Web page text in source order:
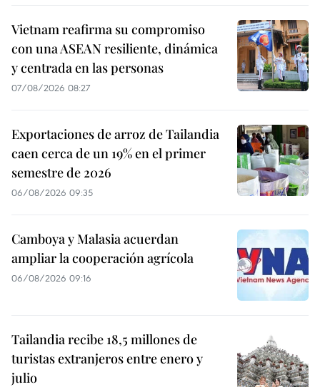
Vietnam reafirma su compromiso
con una ASEAN resiliente, dinámica
y centrada en las personas
07/08/2026 08:27
Exportaciones de arroz de Tailandia
caen cerca de un 19% en el primer
semestre de 2026
06/08/2026 09:35
Camboya y Malasia acuerdan
ampliar la cooperación agrícola
06/08/2026 09:16
Tailandia recibe 18,5 millones de
turistas extranjeros entre enero y
julio